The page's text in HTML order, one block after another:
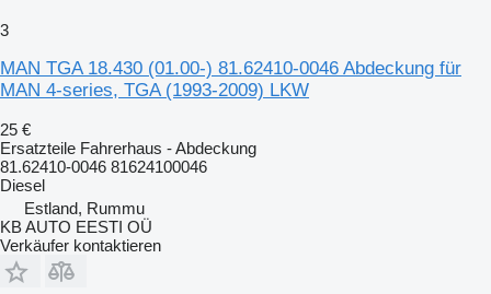
3
MAN TGA 18.430 (01.00-) 81.62410-0046 Abdeckung für
MAN 4-series, TGA (1993-2009) LKW
25 €
Ersatzteile Fahrerhaus - Abdeckung
81.62410-0046 81624100046
Diesel
Estland, Rummu
KB AUTO EESTI OÜ
Verkäufer kontaktieren